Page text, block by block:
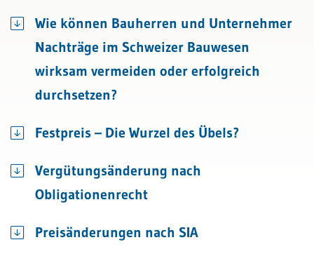
Wie können Bauherren und Unternehmer
Nachträge im Schweizer Bauwesen
wirksam vermeiden oder erfolgreich
durchsetzen?
Festpreis – Die Wurzel des Übels?
Vergütungsänderung nach
Obligationenrecht
Preisänderungen nach SIA